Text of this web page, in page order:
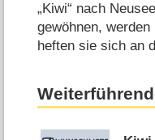
„Kiwi“ nach
gewöhnen,
heften sie sich an